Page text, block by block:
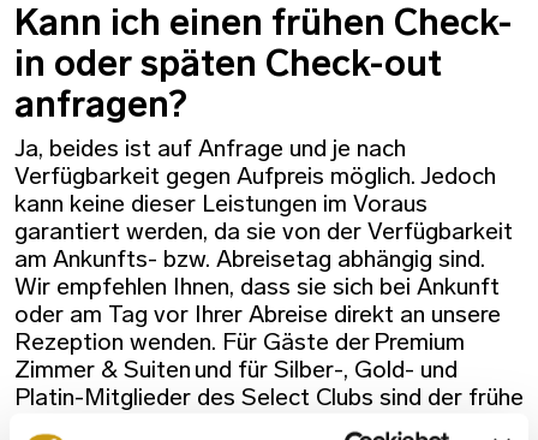
Kann ich einen frühen Check-
in oder späten Check-out
anfragen?
Ja, beides ist auf Anfrage und je nach
Verfügbarkeit gegen Aufpreis möglich. Jedoch
kann keine dieser Leistungen im Voraus
garantiert werden, da sie von der Verfügbarkeit
am Ankunfts- bzw. Abreisetag abhängig sind.
Wir empfehlen Ihnen, dass sie sich bei Ankunft
oder am Tag vor Ihrer Abreise direkt an unsere
Rezeption wenden. Für Gäste der Premium
Zimmer & Suiten und für Silber-, Gold- und
Platin-Mitglieder des Select Clubs sind der frühe
Check-in und der späte Check-out je nach